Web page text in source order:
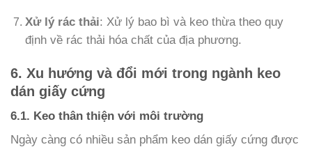
Xử lý rác thải: Xử lý bao bì và keo thừa theo quy
định về rác thải hóa chất của địa phương.
6. Xu hướng và đổi mới trong ngành keo
dán giấy cứng
6.1. Keo thân thiện với môi trường
Ngày càng có nhiều sản phẩm keo dán giấy cứng được